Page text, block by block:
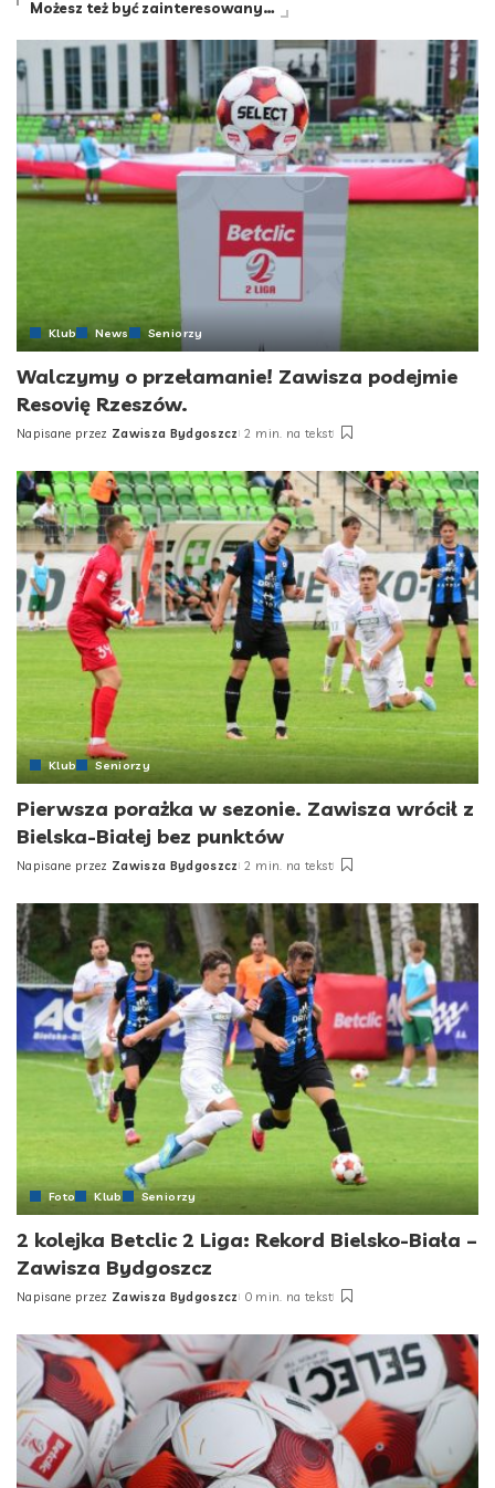
Możesz też być zainteresowany…
Klub News Seniorzy
Walczymy o przełamanie! Zawisza podejmie
Resovię Rzeszów.
Posted
Napisane przez Zawisza Bydgoszcz 2 min. na tekst
Klub Seniorzy
Pierwsza porażka w sezonie. Zawisza wrócił z
Bielska-Białej bez punktów
Posted
Napisane przez Zawisza Bydgoszcz 2 min. na tekst
Foto Klub Seniorzy
2 kolejka Betclic 2 Liga: Rekord Bielsko-Biała –
Zawisza Bydgoszcz
Posted
Napisane przez Zawisza Bydgoszcz 0 min. na tekst